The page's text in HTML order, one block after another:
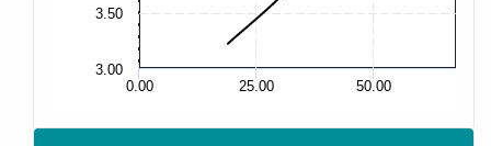
0.00 25.00 50.00
3.00
3.50